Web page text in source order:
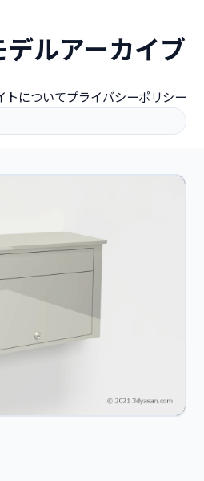
ルアーカイブ
トについてプライバシーポリシー